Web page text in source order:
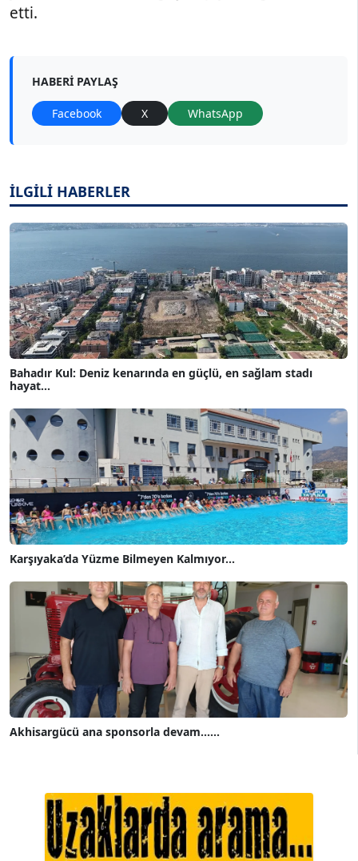
etti.
HABERI PAYLAŞ
Facebook X WhatsApp
İLGİLİ HABERLER
Bahadır Kul: Deniz kenarında en güçlü, en sağlam stadı
hayat...
Karşıyaka’da Yüzme Bilmeyen Kalmıyor...
Akhisargücü ana sponsorla devam......